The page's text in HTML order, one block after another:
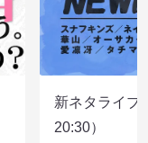
新ネタライ
20:30）